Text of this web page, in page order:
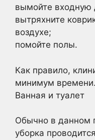
вымойте входную
вытряхните
воздухе;
помойте полы.
Как правило,
минимум времени.
Ванная и туалет
Обычно в данном
уборка